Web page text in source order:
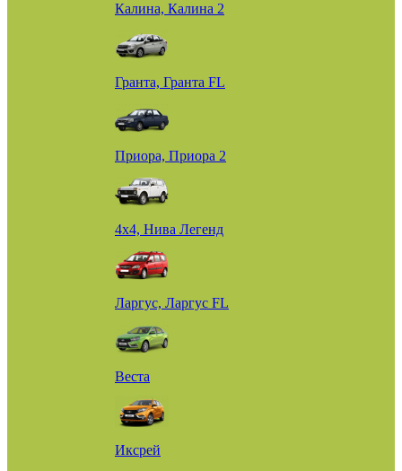
Калина, Калина 2
Гранта, Гранта FL
Приора, Приора 2
4х4, Нива Легенд
Ларгус, Ларгус FL
Веста
Иксрей